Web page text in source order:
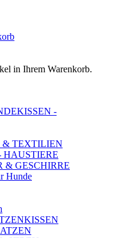
in Ihrem Warenkorb.
-
TEXTILIEN
& GESCHIRRE
Hunde